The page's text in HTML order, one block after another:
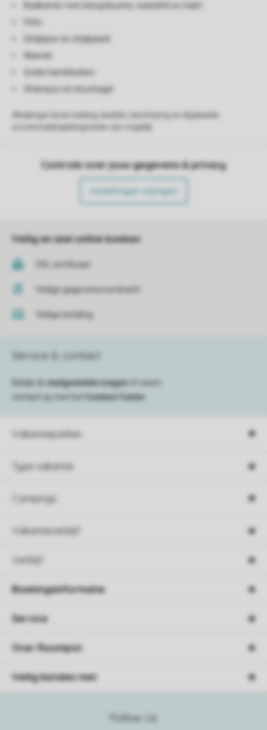
Badkamer met inloopdouche, wastafel en toilet
Strijkijzer en strijkplank
Wasrek
Gratis handdoeken
Shampoo en douchegel
Controle over jouw gegevens & privacy
Instellingen wijzigen
Veilig en snel online boeken
SSL certificaat
Veilige gegevensoverdracht
Veilige betaling
Vakantieparken
Type vakantie
Campings
Vakantieverblijf
Verblijf
Service & contact
Bekijk de veelgestelde vragen
of neem
contact op met het
Contact Center
Follow Us
Boekingsinformatie
Service
Over Roompot
Veilig betalen met